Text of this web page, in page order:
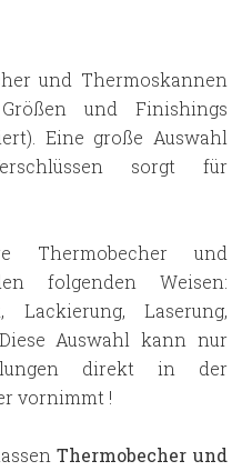
und Thermoskannen
und Finishings
Eine große Auswahl
sorgt für
und
folgenden Weisen:
Lackierung, Laserung,
Auswahl kann nur
direkt in der
vornimmt !
Thermobecher und